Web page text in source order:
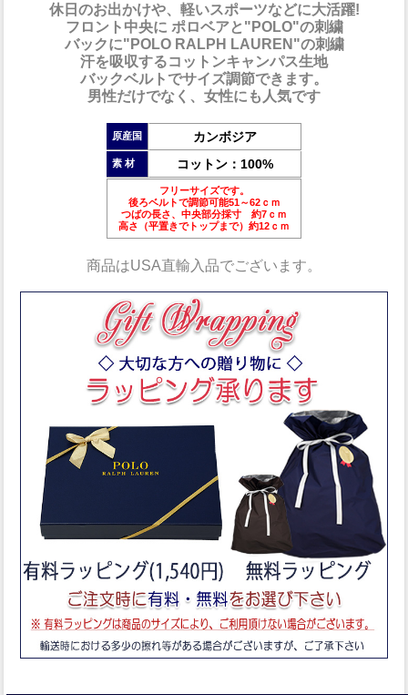
休日のお出かけや、軽いスポーツなどに大活躍!
フロント中央に ポロベアと"POLO"の刺繍
バックに"POLO RALPH LAUREN"の刺繍
汗を吸収するコットンキャンパス生地
バックベルトでサイズ調節できます。
男性だけでなく、女性にも人気です
原産国 カンボジア
素 材 コットン：100%
フリーサイズです。
後ろベルトで調節可能51～62ｃｍ
つばの長さ、中央部分採寸 約7ｃｍ
高さ（平置きでトップまで）約12ｃｍ
商品はUSA直輸入品でございます。